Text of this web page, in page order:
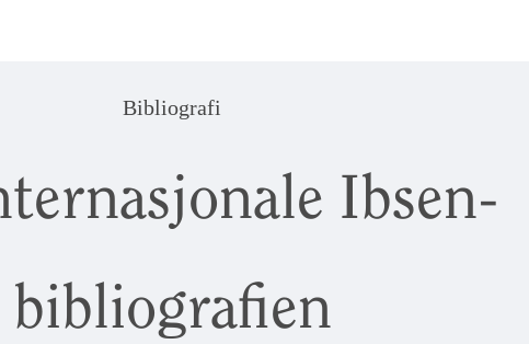
Bibliografi
Ibsen-
bibliografien